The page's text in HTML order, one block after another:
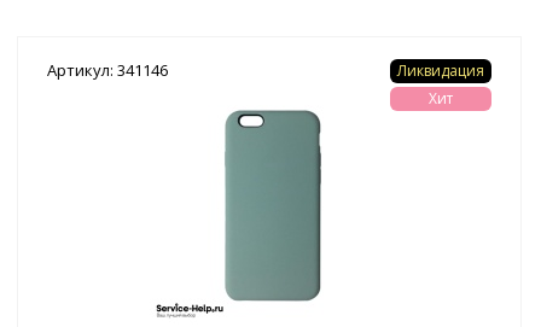
Артикул: 341146
Ликвидация
Хит